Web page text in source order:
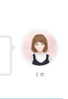
ミホ